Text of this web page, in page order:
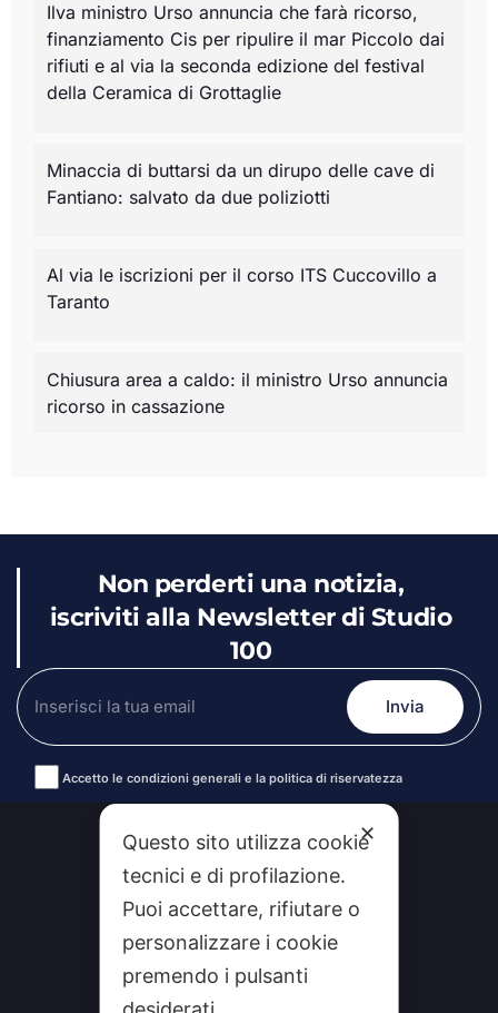
Ilva ministro Urso annuncia che farà ricorso,
finanziamento Cis per ripulire il mar Piccolo dai
rifiuti e al via la seconda edizione del festival
della Ceramica di Grottaglie
Minaccia di buttarsi da un dirupo delle cave di
Fantiano: salvato da due poliziotti
Al via le iscrizioni per il corso ITS Cuccovillo a
Taranto
Chiusura area a caldo: il ministro Urso annuncia
ricorso in cassazione
Non perderti una notizia,
iscriviti alla Newsletter di Studio
100
Accetto le condizioni generali e la politica di riservatezza
Alternative:
✕
Questo sito utilizza cookie
tecnici e di profilazione.
Puoi accettare, rifiutare o
personalizzare i cookie
premendo i pulsanti